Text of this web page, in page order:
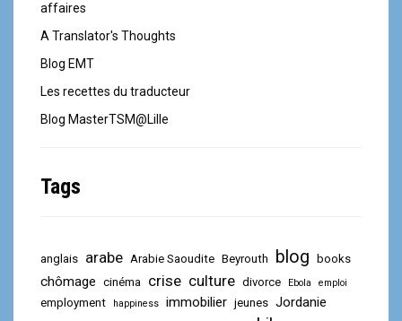
affaires
A Translator's Thoughts
Blog EMT
Les recettes du traducteur
Blog MasterTSM@Lille
Tags
anglais arabe Arabie Saoudite Beyrouth blog books
chômage cinéma crise culture divorce Ebola emploi
employment happiness immobilier jeunes Jordanie